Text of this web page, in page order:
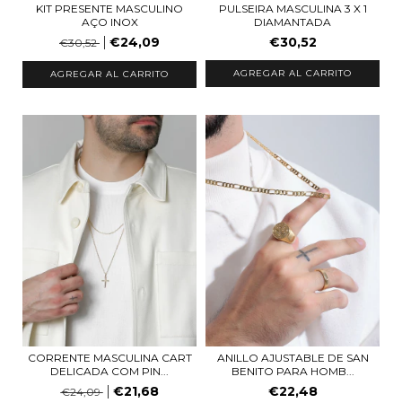
KIT PRESENTE MASCULINO
AÇO INOX
€30,52
€24,09
PULSEIRA MASCULINA 3 X 1
DIAMANTADA
€30,52
CORRENTE MASCULINA CART
DELICADA COM PIN...
€24,09
€21,68
ANILLO AJUSTABLE DE SAN
BENITO PARA HOMB...
€22,48